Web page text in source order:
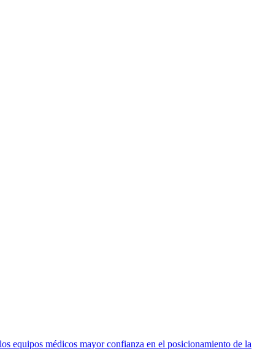
equipos médicos mayor confianza en el posicionamiento de la